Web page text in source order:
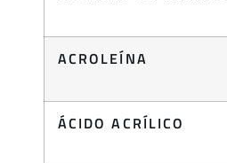
ACROLEÍNA
ÁCIDO ACRÍLICO